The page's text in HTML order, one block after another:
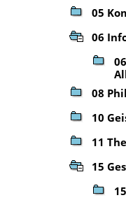
05
06
08
10
11
15